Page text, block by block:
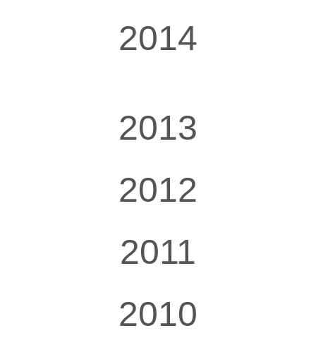
2014
2013
2012
2011
2010